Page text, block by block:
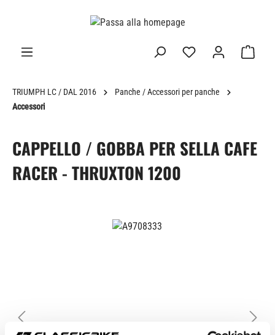
TRIUMPH LC / DAL 2016
Panche / Accessori per panche
Accessori
CAPPELLO / GOBBA PER SELLA CAFE
RACER - THRUXTON 1200
Salta la galleria di immagini